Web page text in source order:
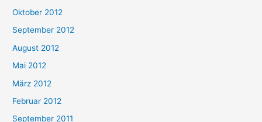
Oktober 2012
September 2012
August 2012
Mai 2012
März 2012
Februar 2012
September 2011